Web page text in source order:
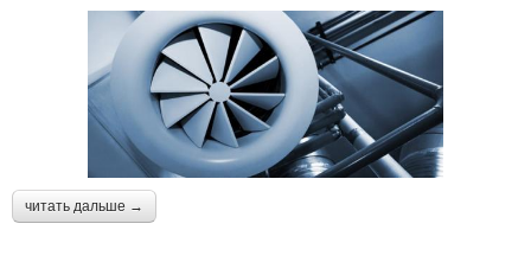
читать дальше →